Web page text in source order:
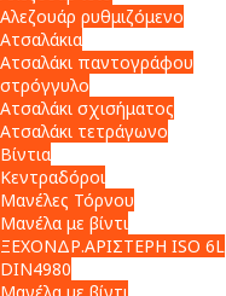
Αλεζουάρ ρυθμιζόμενο
Ατσαλάκια
Ατσαλάκι παντογράφου
στρόγγυλο
Ατσαλάκι σχισήματος
Ατσαλάκι τετράγωνο
Βίντια
Κεντραδόροι
Μανέλες Τόρνου
Μανέλα με βίντι
ΞΕΧΟΝΔΡ.ΑΡΙΣΤΕΡΗ ISO 6L
DIN4980